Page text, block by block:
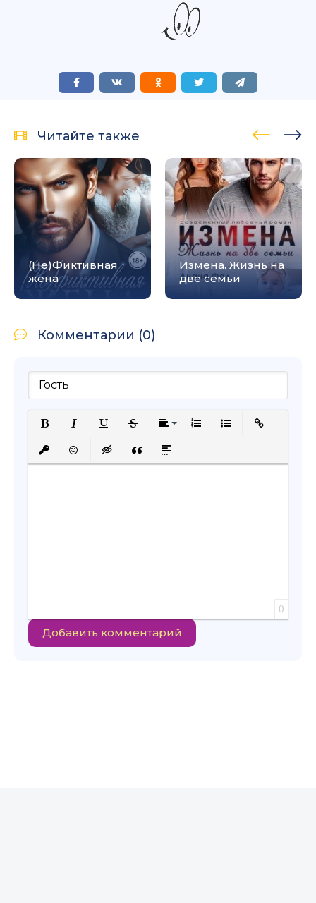
Читайте также
(Не)Фиктивная
жена
Измена. Жизнь на
две семьи
Комментарии (0)
Подчеркнутый
Вставить защищенную ссылку
Вставить смайлик
Вставка скрытого текста
Вставка цитаты
Вставка спойлера
0
Добавить комментарий